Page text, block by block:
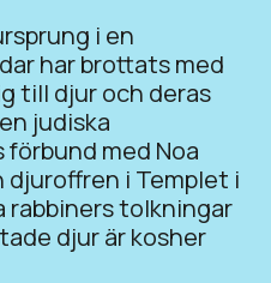
i en
har brottats med
till djur och deras
judiska
med Noa
i Templet i
rabbiners tolkningar
djur är kosher